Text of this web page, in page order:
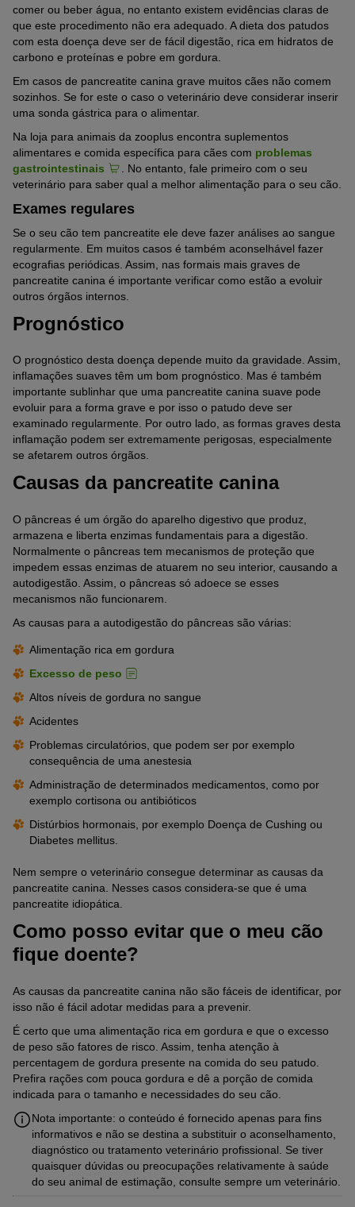
comer ou beber água, no entanto existem evidências claras de
que este procedimento não era adequado. A dieta dos patudos
com esta doença deve ser de fácil digestão, rica em hidratos de
carbono e proteínas e pobre em gordura.
Em casos de pancreatite canina grave muitos cães não comem
sozinhos. Se for este o caso o veterinário deve considerar inserir
uma sonda gástrica para o alimentar.
Na loja para animais da zooplus encontra suplementos
alimentares e comida específica para cães com problemas
gastrointestinais
. No entanto, fale primeiro com o seu
veterinário para saber qual a melhor alimentação para o seu cão.
Exames regulares
Se o seu cão tem pancreatite ele deve fazer análises ao sangue
regularmente. Em muitos casos é também aconselhável fazer
ecografias periódicas. Assim, nas formais mais graves de
pancreatite canina é importante verificar como estão a evoluir
outros órgãos internos.
Prognóstico
O prognóstico desta doença depende muito da gravidade. Assim,
inflamações suaves têm um bom prognóstico. Mas é também
importante sublinhar que uma pancreatite canina suave pode
evoluir para a forma grave e por isso o patudo deve ser
examinado regularmente. Por outro lado, as formas graves desta
inflamação podem ser extremamente perigosas, especialmente
se afetarem outros órgãos.
Causas da pancreatite canina
O pâncreas é um órgão do aparelho digestivo que produz,
armazena e liberta enzimas fundamentais para a digestão.
Normalmente o pâncreas tem mecanismos de proteção que
impedem essas enzimas de atuarem no seu interior, causando a
autodigestão. Assim, o pâncreas só adoece se esses
mecanismos não funcionarem.
As causas para a autodigestão do pâncreas são várias:
Alimentação rica em gordura
Excesso de peso
Altos níveis de gordura no sangue
Acidentes
Problemas circulatórios, que podem ser por exemplo
consequência de uma anestesia
Administração de determinados medicamentos, como por
exemplo cortisona ou antibióticos
Distúrbios hormonais, por exemplo Doença de Cushing ou
Diabetes mellitus.
Nem sempre o veterinário consegue determinar as causas da
pancreatite canina. Nesses casos considera-se que é uma
pancreatite idiopática.
Como posso evitar que o meu cão
fique doente?
As causas da pancreatite canina não são fáceis de identificar, por
isso não é fácil adotar medidas para a prevenir.
É certo que uma alimentação rica em gordura e que o excesso
de peso são fatores de risco. Assim, tenha atenção à
percentagem de gordura presente na comida do seu patudo.
Prefira rações com pouca gordura e dê a porção de comida
indicada para o tamanho e necessidades do seu cão.
Nota importante: o conteúdo é fornecido apenas para fins
informativos e não se destina a substituir o aconselhamento,
diagnóstico ou tratamento veterinário profissional. Se tiver
quaisquer dúvidas ou preocupações relativamente à saúde
do seu animal de estimação, consulte sempre um veterinário.